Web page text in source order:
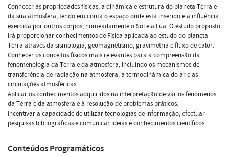
Conhecer as propriedades físicas, a dinâmica e estrutura do planeta Terra e
da sua atmosfera, tendo em conta o espaço onde está inserido e a influência
exercida por outros corpos, nomeadamente o Sol e a Lua. O estudo proposto
irá proporcionar conhecimentos de Física aplicada ao estudo do planeta
Terra através da sismologia, geomagnetismo, gravimetria e fluxo de calor.
Conhecer os conceitos físicos mais relevantes para a compreensão da
fenomenologia da Terra e da atmosfera, incluindo os mecanismos de
transferência de radiação na atmosfera; a termodinâmica do ar e as
circulações atmosféricas.
Aplicar os conhecimentos adquiridos na interpretação de vários fenómenos
da Terra e da atmosfera e à resolução de problemas práticos.
Incentivar a capacidade de utilizar tecnologias de informação, efectuar
pesquisas bibliográficas e comunicar ideias e conhecimentos científicos.
Conteúdos Programáticos